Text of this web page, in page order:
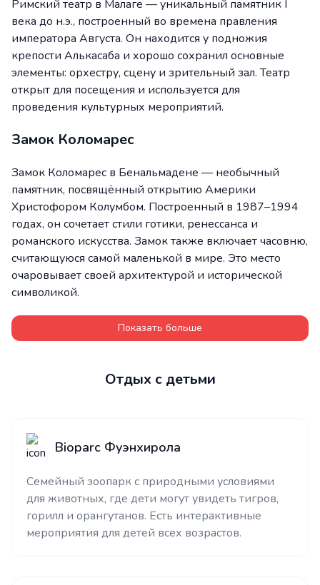
Римский театр в Малаге — уникальный памятник I
века до н.э., построенный во времена правления
императора Августа. Он находится у подножия
крепости Алькасаба и хорошо сохранил основные
элементы: орхестру, сцену и зрительный зал. Театр
открыт для посещения и используется для
проведения культурных мероприятий.
Замок Коломарес
Замок Коломарес в Бенальмадене — необычный
памятник, посвящённый открытию Америки
Христофором Колумбом. Построенный в 1987–1994
годах, он сочетает стили готики, ренессанса и
романского искусства. Замок также включает часовню,
считающуюся самой маленькой в мире. Это место
очаровывает своей архитектурой и исторической
символикой.
Показать больше
Отдых с детьми
Bioparc Фуэнхирола
Семейный зоопарк с природными условиями
для животных, где дети могут увидеть тигров,
горилл и орангутанов. Есть интерактивные
мероприятия для детей всех возрастов.